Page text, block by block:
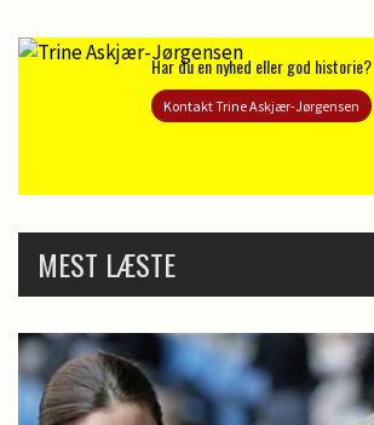
Har du en nyhed eller god historie?
Kontakt Trine Askjær-Jørgensen
MEST LÆSTE